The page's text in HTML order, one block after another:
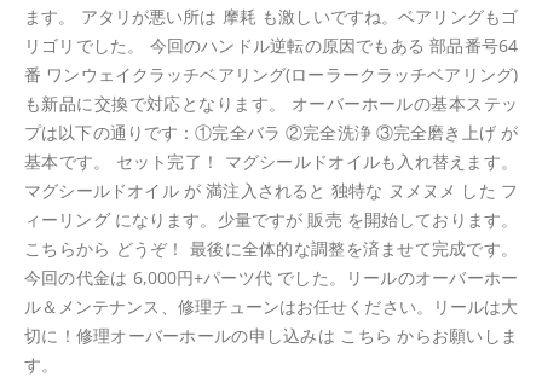
ます。 アタリが悪い所は 摩耗 も激しいですね。ベアリングもゴ
リゴリでした。 今回のハンドル逆転の原因でもある 部品番号64
番 ワンウェイクラッチベアリング(ローラークラッチベアリング)
も新品に交換で対応となります。 オーバーホールの基本ステッ
プは以下の通りです：①完全バラ ②完全洗浄 ③完全磨き上げ が
基本です。 セット完了！ マグシールドオイルも入れ替えます。
マグシールドオイル が 満注入されると 独特な ヌメヌメ した フ
ィーリング になります。少量ですが 販売 を開始しております。
こちらから どうぞ！ 最後に全体的な調整を済ませて完成です。
今回の代金は 6,000円+パーツ代 でした。リールのオーバーホー
ル＆メンテナンス、修理チューンはお任せください。リールは大
切に！修理オーバーホールの申し込みは こちら からお願いしま
す。